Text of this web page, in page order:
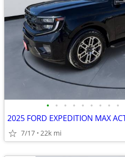
• • • • • • • • •
7/17 22k mi